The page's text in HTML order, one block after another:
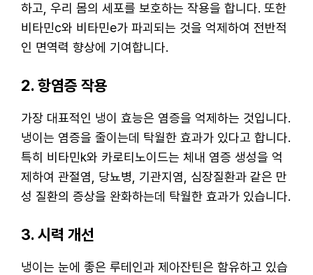
하고, 우리 몸의 세포를 보호하는 작용을 합니다. 또한
비타민c와 비타민e가 파괴되는 것을 억제하여 전반적
인 면역력 향상에 기여합니다.
2. 항염증 작용
가장 대표적인 냉이 효능은 염증을 억제하는 것입니다.
냉이는 염증을 줄이는데 탁월한 효과가 있다고 합니다.
특히 비타민k와 카로티노이드는 체내 염증 생성을 억
제하여 관절염, 당뇨병, 기관지염, 심장질환과 같은 만
성 질환의 증상을 완화하는데 탁월한 효과가 있습니다.
3. 시력 개선
냉이는 눈에 좋은 루테인과 제아잔틴은 함유하고 있습